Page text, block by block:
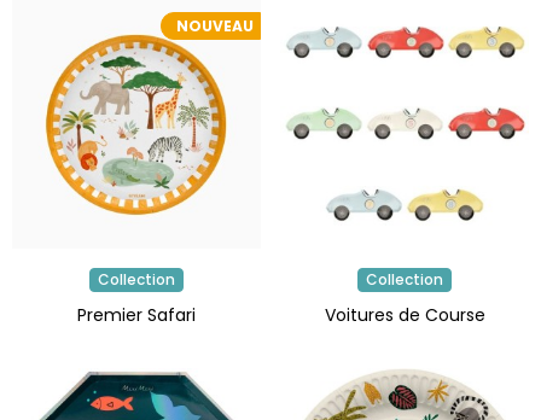
NOUVEAU
Collection
Premier Safari
Collection
Voitures de Course